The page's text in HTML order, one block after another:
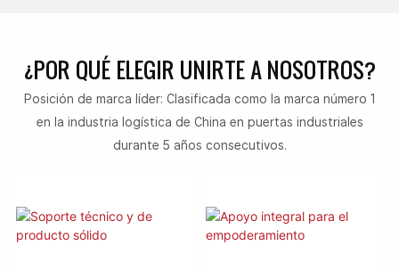
¿POR QUÉ ELEGIR UNIRTE A NOSOTROS?
Posición de marca líder: Clasificada como la marca número 1
en la industria logística de China en puertas industriales
durante 5 años consecutivos.